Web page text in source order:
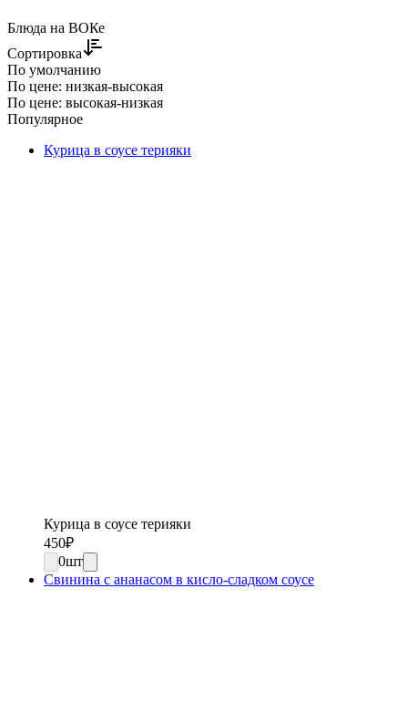
Блюда на ВОКе
Сортировка
По умолчанию
По цене: низкая-высокая
По цене: высокая-низкая
Популярное
Курица в соусе терияки
Курица в соусе терияки
450₽
0шт
Свинина с ананасом в кисло-сладком соусе